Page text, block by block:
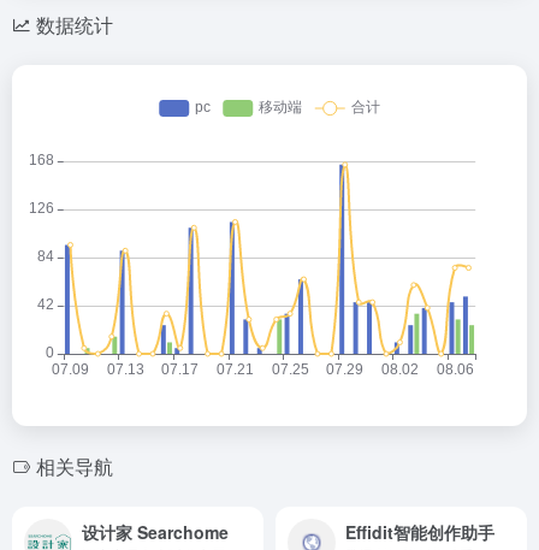
数据统计
相关导航
设计家 Searchome Effidit智能创作助手